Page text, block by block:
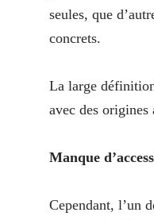
seules, que
concrets.
La large
avec des
Manque
Cependant, l’un